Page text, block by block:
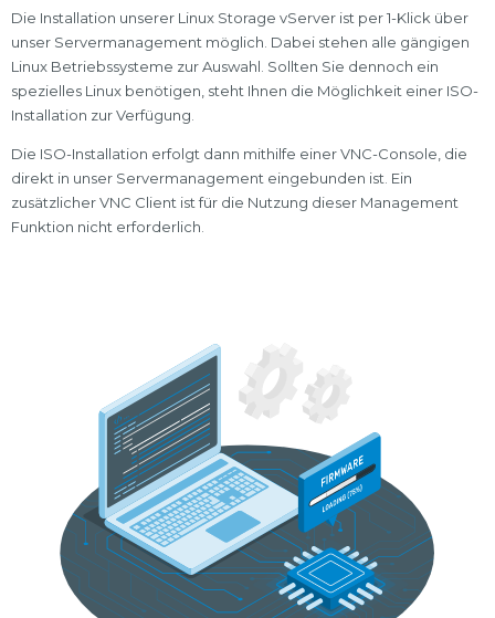
Die Installation unserer Linux Storage vServer ist per 1-Klick über
unser Servermanagement möglich. Dabei stehen alle gängigen
Linux Betriebssysteme zur Auswahl. Sollten Sie dennoch ein
spezielles Linux benötigen, steht Ihnen die Möglichkeit einer ISO-
Installation zur Verfügung.
Die ISO-Installation erfolgt dann mithilfe einer VNC-Console, die
direkt in unser Servermanagement eingebunden ist. Ein
zusätzlicher VNC Client ist für die Nutzung dieser Management
Funktion nicht erforderlich.